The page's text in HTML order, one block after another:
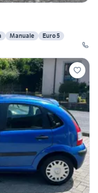
Manuale
Euro 5